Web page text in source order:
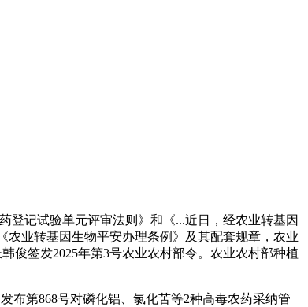
记试验单元评审法则》和《...近日，经农业转基因
农业转基因生物平安办理条例》及其配套规章，农业
俊签发2025年第3号农业农村部令。农业农村部种植
第868号对磷化铝、氯化苦等2种高毒农药采纳管